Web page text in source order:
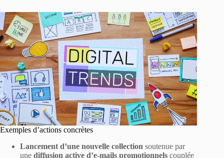
Exemples d’actions concrètes
Lancement d’une nouvelle collection soutenue par
une diffusion active d’e-mails promotionnels couplée